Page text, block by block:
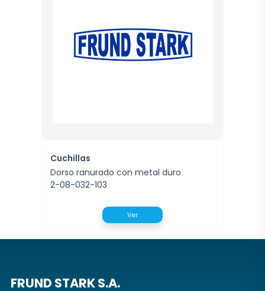
Cuchillas
Dorso ranurado con metal duro
2-08-032-103
Ver
FRUND STARK S.A.